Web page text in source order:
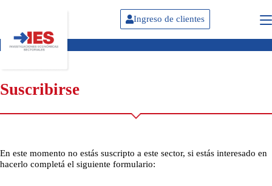
Ingreso de clientes
Suscribirse
En este momento no estás suscripto a este sector, si estás interesado en
hacerlo completá el siguiente formulario: